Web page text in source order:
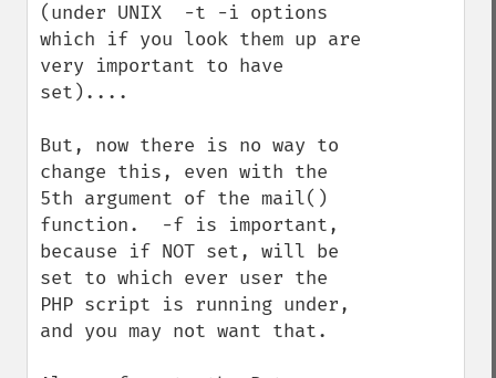
(under UNIX  -t -i options
which if you look them up are
very important to have
set)....
But, now there is no way to
change this, even with the
5th argument of the mail()
function.  -f is important,
because if NOT set, will be
set to which ever user the
PHP script is running under,
and you may not want that.